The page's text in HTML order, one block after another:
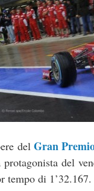
del Gran
protagonista del
tempo di 1’32.167.